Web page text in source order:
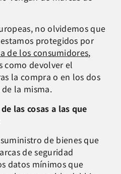
no olvidemos que
protegidos por
de los consumidores,
como devolver el
la compra o en los dos
la misma.
las cosas a las que
de bienes que
de seguridad
datos mínimos que